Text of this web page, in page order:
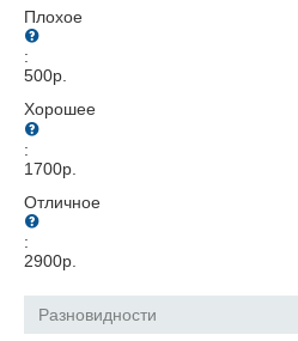
Плохое
:
500р.
Хорошее
:
1700р.
Отличное
:
2900р.
Разновидности